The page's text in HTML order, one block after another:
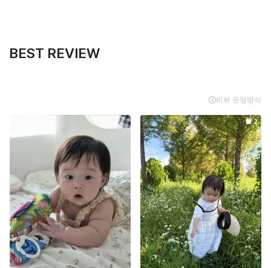
BEST REVIEW